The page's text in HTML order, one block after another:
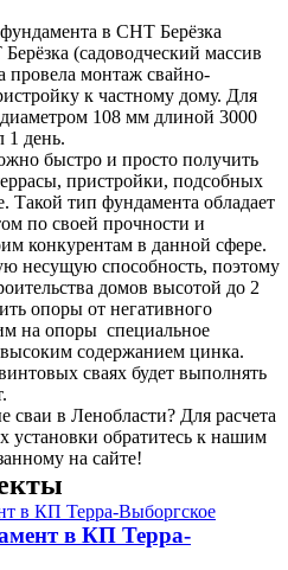
(садоводческий массив
провела монтаж свайно-
к частному дому. Для
108 мм длиной 3000
1 день.
быстро и просто получить
пристройки, подсобных
Такой тип фундамента обладает
по своей прочности и
конкурентам в данной сфере.
несущую способность, поэтому
домов высотой до 2
опоры от негативного
на опоры специальное
содержанием цинка.
сваях будет выполнять
в Ленобласти? Для расчета
установки обратитесь к нашим
на сайте!
в КП Терра-